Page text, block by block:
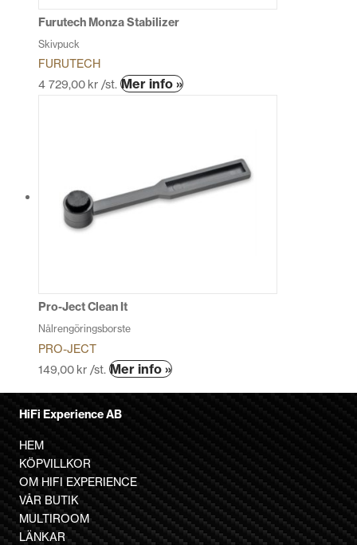
Furutech Monza Stabilizer
Skivpuck
FURUTECH
4 729,00 kr /st. Mer info »
Pro-Ject Clean It
Nålrengöringsborste
PRO-JECT
149,00 kr /st. Mer info »
HiFi Experience AB
HEM
KÖPVILLKOR
OM HIFI EXPERIENCE
VÅR BUTIK
MULTIROOM
LÄNKAR